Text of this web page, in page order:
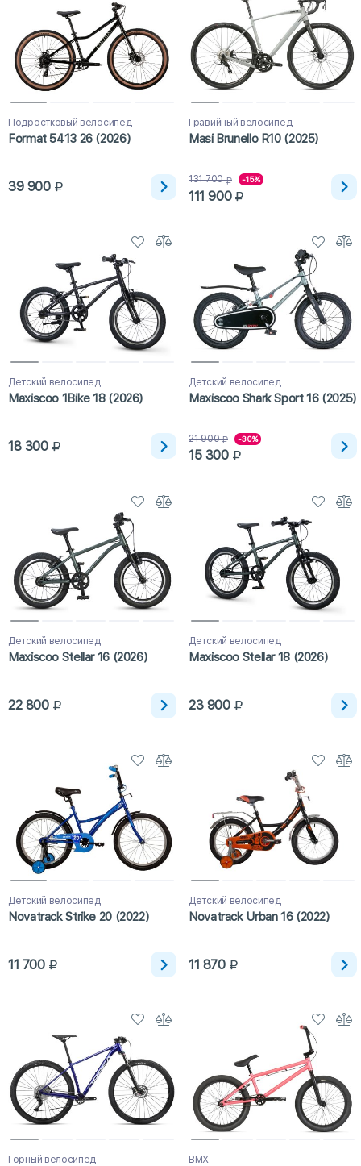
Подростковый велосипед
Format 5413 26 (2026)
39 900
Гравийный велосипед
Masi Brunello R10 (2025)
131 700 -15%
111 900
Детский велосипед
Maxiscoo 1Bike 18 (2026)
18 300
Детский велосипед
Maxiscoo Shark Sport 16 (2025)
21 900 -30%
15 300
Детский велосипед
Maxiscoo Stellar 16 (2026)
22 800
Детский велосипед
Maxiscoo Stellar 18 (2026)
23 900
Детский велосипед
Novatrack Strike 20 (2022)
11 700
Детский велосипед
Novatrack Urban 16 (2022)
11 870
Горный велосипед BMX